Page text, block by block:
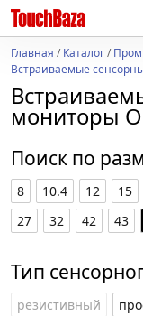
Главная /Каталог/
Встраиваемые
мониторы
Поиск по
8 10.4 12 15
27
32 42 43
Тип
резистивный